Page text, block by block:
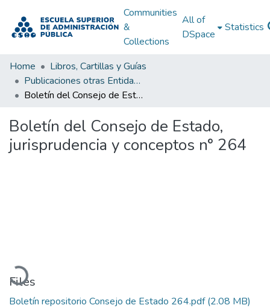
Communities
&
Collections
All of
DSpace
Statistics
Home
Libros, Cartillas y Guías
Publicaciones otras Entidades Estatales
Boletín del Consejo de Estado, jurisprudencia y conceptos n° 264
Boletín del Consejo de Estado,
jurisprudencia y conceptos n° 264
Loading...
Files
Boletín repositorio Consejo de Estado 264.pdf(2.08 MB)